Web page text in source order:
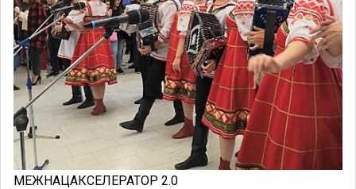
МЕЖНАЦАКСЕЛЕРАТОР 2.0